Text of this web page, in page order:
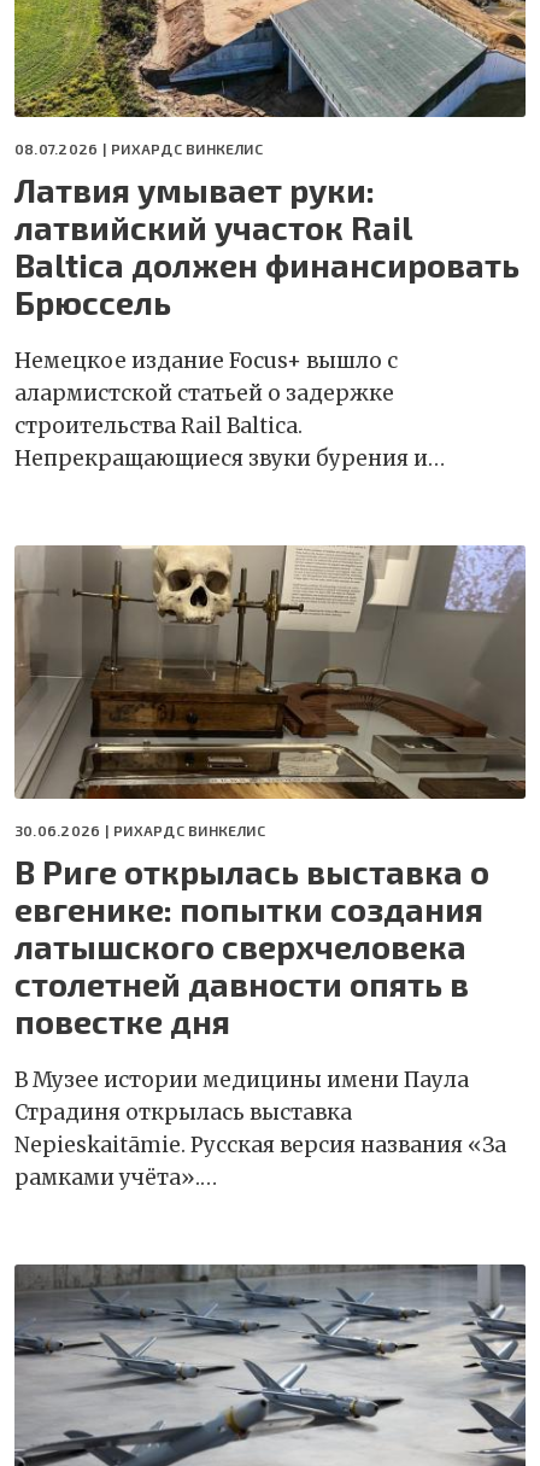
08.07.2026 | РИХАРДС ВИНКЕЛИС
Латвия умывает руки:
латвийский участок Rail
Baltica должен финансировать
Брюссель
Немецкое издание Focus+ вышло с
алармистской статьей о задержке
строительства Rail Baltica.
Непрекращающиеся звуки бурения и…
30.06.2026 | РИХАРДС ВИНКЕЛИС
В Риге открылась выставка о
евгенике: попытки создания
латышского сверхчеловека
столетней давности опять в
повестке дня
В Музее истории медицины имени Паула
Страдиня открылась выставка
Nepieskaitāmie. Русская версия названия «За
рамками учёта».…